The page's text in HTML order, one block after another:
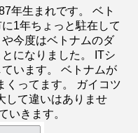
年生まれです。 ベト
1年ちょっと駐在して
今度はベトナムのダ
になりました。 ITシ
います。 ベトナムが
くってます。 ガイコツ
して違いはありませ
いきます。